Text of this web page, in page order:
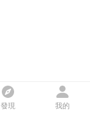
發現 我的